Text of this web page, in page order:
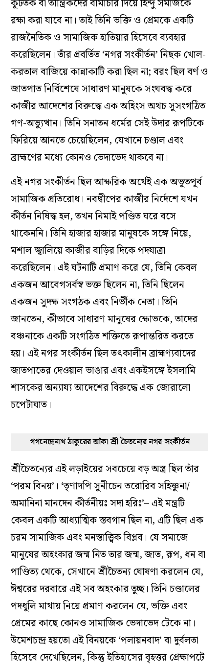
কূটতর্ক বা তান্ত্রিকদের বামাচার দিয়ে হিন্দু সমাজকে
রক্ষা করা যাবে না। তাই তিনি ভক্তি ও প্রেমকে একটি
রাজনৈতিক ও সামাজিক হাতিয়ার হিসেবে ব্যবহার
করেছিলেন। তাঁর প্রবর্তিত ‘নগর সংকীর্তন’ নিছক খোল-
করতাল বাজিয়ে কান্নাকাটি করা ছিল না; বরং ছিল বর্ণ ও
জাতপাত নির্বিশেষে সাধারণ মানুষকে সংঘবদ্ধ করে
কাজীর আদেশের বিরুদ্ধে এক অহিংস অথচ সুসংগঠিত
গণ-অভ্যুত্থান। তিনি সনাতন ধর্মের সেই উদার রূপটিকে
ফিরিয়ে আনতে চেয়েছিলেন, যেখানে চণ্ডাল এবং
ব্রাহ্মণের মধ্যে কোনও ভেদাভেদ থাকবে না।
এই নগর সংকীর্তন ছিল আক্ষরিক অর্থেই এক অভূতপূর্ব
সামাজিক প্রতিরোধ। নবদ্বীপের কাজীর নির্দেশে যখন
কীর্তন নিষিদ্ধ হল, তখন নিমাই পণ্ডিত ঘরে বসে
থাকেননি। তিনি হাজার হাজার মানুষকে সঙ্গে নিয়ে,
মশাল জ্বালিয়ে কাজীর বাড়ির দিকে পদযাত্রা
করেছিলেন। এই ঘটনাটি প্রমাণ করে যে, তিনি কেবল
একজন আবেগসর্বস্ব ভক্ত ছিলেন না, তিনি ছিলেন
একজন সুদক্ষ সংগঠক এবং নির্ভীক নেতা। তিনি
জানতেন, কীভাবে সাধারণ মানুষের ক্ষোভকে, তাদের
বঞ্চনাকে একটি সংগঠিত শক্তিতে রূপান্তরিত করতে
হয়। এই নগর সংকীর্তন ছিল তৎকালীন ব্রাহ্মণ্যবাদের
জাতপাতের দেওয়াল ভাঙার এবং একইসঙ্গে ইসলামি
শাসকের অন্যায্য আদেশের বিরুদ্ধে এক জোরালো
চপেটাঘাত।
গগনেন্দ্রনাথ ঠাকুরের আঁকা শ্রী চৈতন্যের নগর-সংকীর্তন
শ্রীচৈতন্যের এই লড়াইয়ের সবচেয়ে বড় অস্ত্র ছিল তাঁর
‘পরম বিনয়’। ‘তৃণাদপি সুনীচেন তরোরিব সহিষ্ণুনা/
অমানিনা মানদেন কীর্তনীয়ঃ সদা হরিঃ’– এই মন্ত্রটি
কেবল একটি আধ্যাত্মিক স্তবগান ছিল না, এটি ছিল এক